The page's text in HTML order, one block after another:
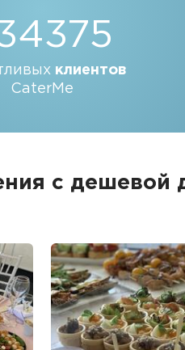
клиентов
CaterMe
с дешевой